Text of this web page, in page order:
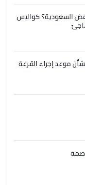
5
على العراق
في العتبات
: لا يوجود
السعودية؟ كواليس
موعد إجراء القرعة